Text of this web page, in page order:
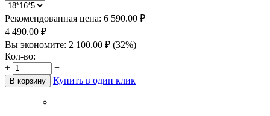
Рекомендованная цена: 6 590.00 ₽
4 490.00 ₽
Вы экономите: 2 100.00 ₽ (32%)
Кол-во:
+
−
В корзину Купить в один клик